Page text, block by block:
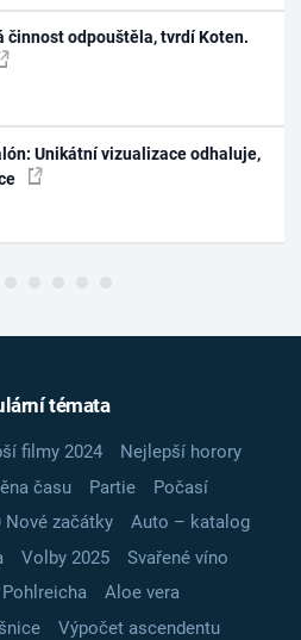
činnost odpouštěla, tvrdí Koten.
Unikátní vizualizace odhaluje,
témata
filmy 2024
Nejlepší horory
času Partie
Počasí
Nové začátky
Auto – katalog
Volby 2025
Svařené víno
Aloe vera
Výpočet ascendentu